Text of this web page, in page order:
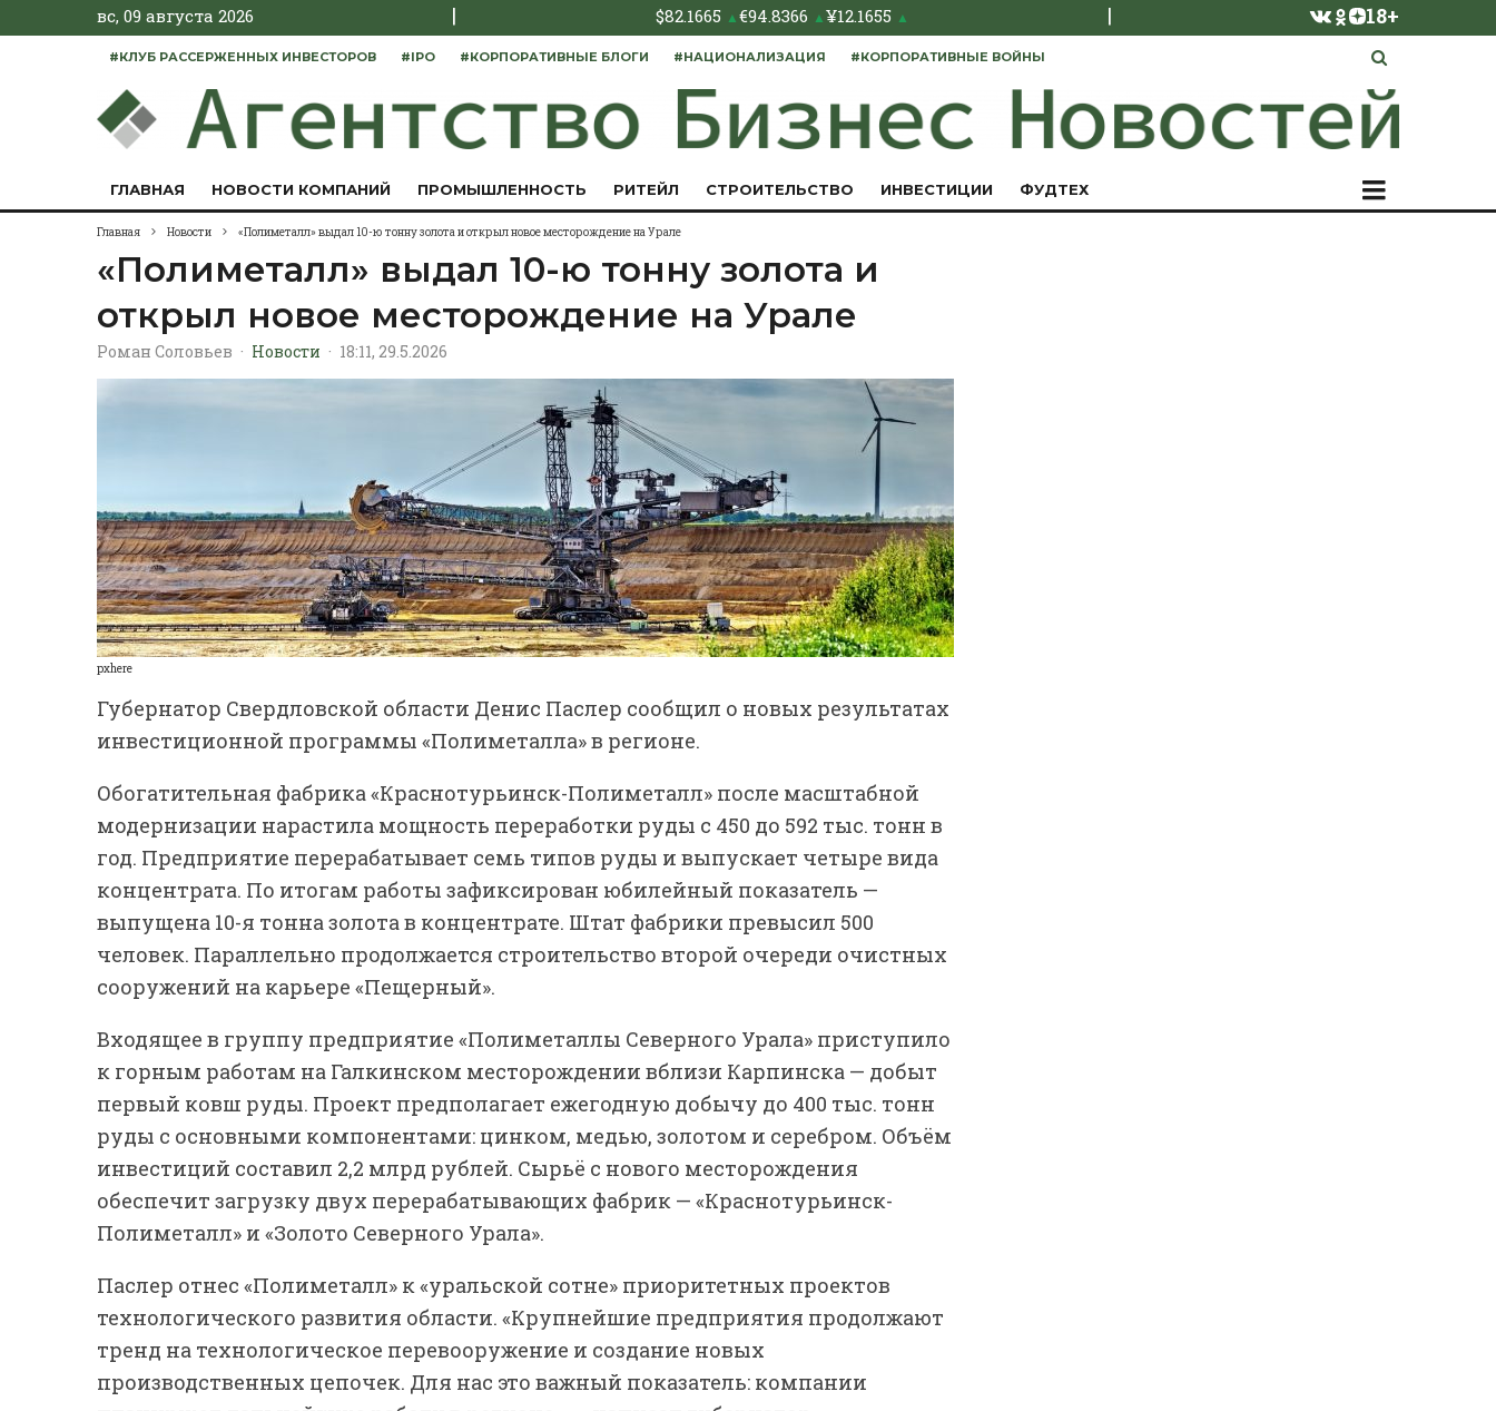
вс, 09 августа 2026 | $82.1665 ▲€94.8366 ▲¥12.1655 ▲ | 18+
#КЛУБ РАССЕРЖЕННЫХ ИНВЕСТОРОВ #IPO #КОРПОРАТИВНЫЕ БЛОГИ #НАЦИОНАЛИЗАЦИЯ #КОРПОРАТИВНЫЕ ВОЙНЫ
ГЛАВНАЯ НОВОСТИ КОМПАНИЙ ПРОМЫШЛЕННОСТЬ РИТЕЙЛ СТРОИТЕЛЬСТВО ИНВЕСТИЦИИ ФУДТЕХ
Главная Новости «Полиметалл» выдал 10-ю тонну золота и открыл новое месторождение на Урале
«Полиметалл» выдал 10-ю тонну золота и
открыл новое месторождение на Урале
Роман Соловьев · Новости · 18:11, 29.5.2026
pxhere
Губернатор Свердловской области Денис Паслер сообщил о новых результатах
инвестиционной программы «Полиметалла» в регионе.
Обогатительная фабрика «Краснотурьинск-Полиметалл» после масштабной
модернизации нарастила мощность переработки руды с 450 до 592 тыс. тонн в
год. Предприятие перерабатывает семь типов руды и выпускает четыре вида
концентрата. По итогам работы зафиксирован юбилейный показатель —
выпущена 10-я тонна золота в концентрате. Штат фабрики превысил 500
человек. Параллельно продолжается строительство второй очереди очистных
сооружений на карьере «Пещерный».
Входящее в группу предприятие «Полиметаллы Северного Урала» приступило
к горным работам на Галкинском месторождении вблизи Карпинска — добыт
первый ковш руды. Проект предполагает ежегодную добычу до 400 тыс. тонн
руды с основными компонентами: цинком, медью, золотом и серебром. Объём
инвестиций составил 2,2 млрд рублей. Сырьё с нового месторождения
обеспечит загрузку двух перерабатывающих фабрик — «Краснотурьинск-
Полиметалл» и «Золото Северного Урала».
Паслер отнес «Полиметалл» к «уральской сотне» приоритетных проектов
технологического развития области. «Крупнейшие предприятия продолжают
тренд на технологическое перевооружение и создание новых
производственных цепочек. Для нас это важный показатель: компании